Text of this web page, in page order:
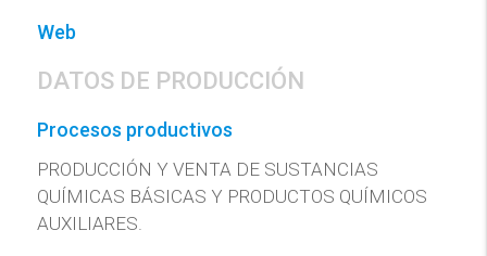
Web
DATOS DE PRODUCCIÓN
Procesos productivos
PRODUCCIÓN Y VENTA DE SUSTANCIAS
QUÍMICAS BÁSICAS Y PRODUCTOS QUÍMICOS
AUXILIARES.